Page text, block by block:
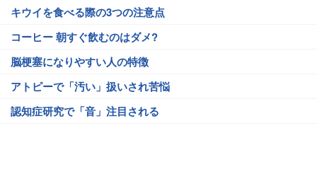
キウイを食べる際の3つの注意点
コーヒー 朝すぐ飲むのはダメ?
脳梗塞になりやすい人の特徴
アトピーで「汚い」扱いされ苦悩
認知症研究で「音」注目される